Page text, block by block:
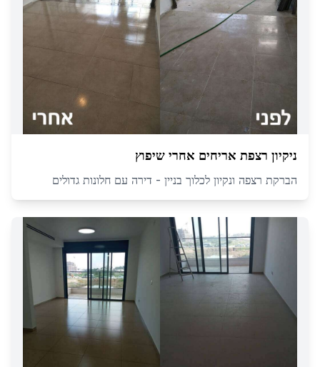
ניקיון רצפת אריחים אחרי שיפוץ
הברקת רצפה ונקיון לכלוך בניין - דירה עם חלונות גדולים